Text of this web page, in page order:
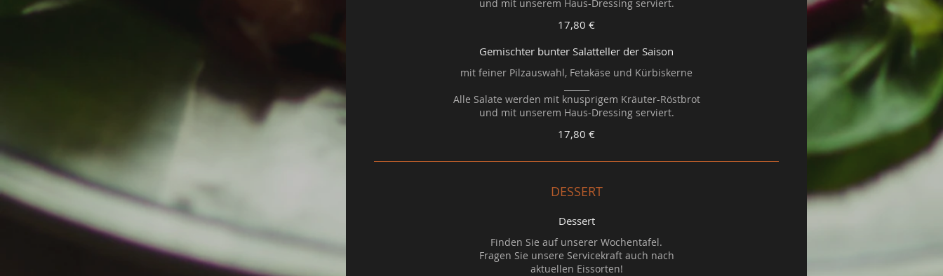
17,80 €
Gemischter bunter Salatteller der Saison
mit feiner Pilzauswahl, Fetakäse und Kürbiskerne
Alle Salate werden mit knusprigem Kräuter-Röstbrot
17,80 €
DESSERT
Dessert
Finden Sie auf unserer Wochentafel.
Fragen Sie unsere Servicekraft auch nach
aktuellen Eissorten!